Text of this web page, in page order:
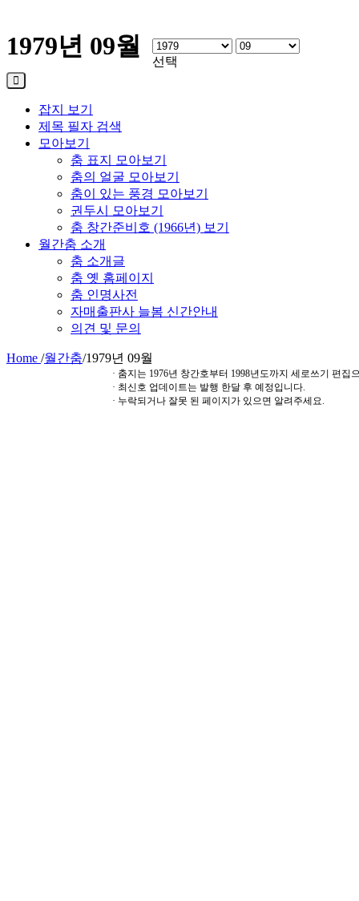
1979년 09월
선택
잡지 보기
제목 필자 검색
모아보기
춤 표지 모아보기
춤의 얼굴 모아보기
춤이 있는 풍경 모아보기
권두시 모아보기
춤 창간준비호 (1966년) 보기
월간춤 소개
춤 소개글
춤 옛 홈페이지
춤 인명사전
자매출판사 늘봄 신간안내
의견 및 문의
Home /월간춤/1979년 09월
· 춤지는 1976년 창간호부터 1998년도까지 세로쓰기 편집
· 최신호 업데이트는 발행 한달 후 예정입니다.
· 누락되거나 잘못 된 페이지가 있으면 알려주세요.